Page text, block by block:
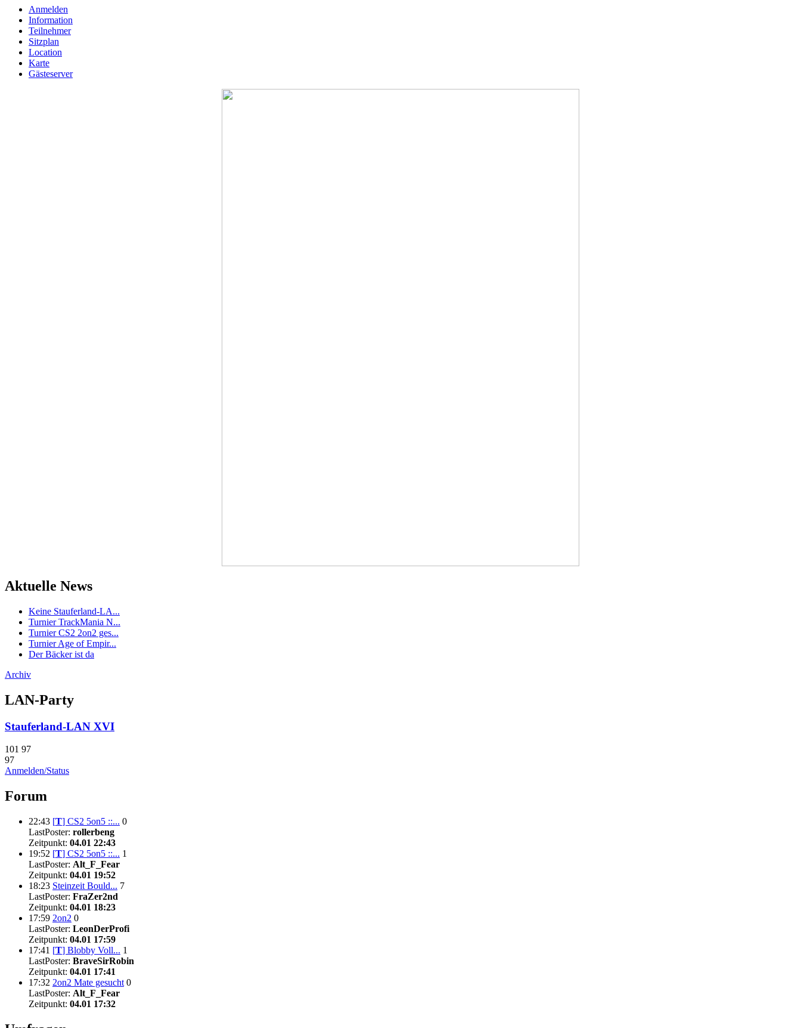
Anmelden
Information
Teilnehmer
Sitzplan
Location
Karte
Gästeserver
Aktuelle News
Keine Stauferland-LA...
Turnier TrackMania N...
Turnier CS2 2on2 ges...
Turnier Age of Empir...
Der Bäcker ist da
Archiv
LAN-Party
Stauferland-LAN XVI
101 97
97
Anmelden/Status
Forum
22:43 [T] CS2 5on5 ::... 0
LastPoster: rollerbeng
Zeitpunkt: 04.01 22:43
19:52 [T] CS2 5on5 ::... 1
LastPoster: Alt_F_Fear
Zeitpunkt: 04.01 19:52
18:23 Steinzeit Bould... 7
LastPoster: FraZer2nd
Zeitpunkt: 04.01 18:23
17:59 2on2 0
LastPoster: LeonDerProfi
Zeitpunkt: 04.01 17:59
17:41 [T] Blobby Voll... 1
LastPoster: BraveSirRobin
Zeitpunkt: 04.01 17:41
17:32 2on2 Mate gesucht 0
LastPoster: Alt_F_Fear
Zeitpunkt: 04.01 17:32